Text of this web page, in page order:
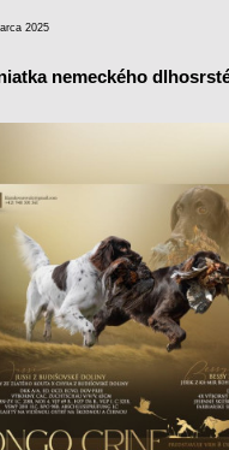
2025
nemeckého